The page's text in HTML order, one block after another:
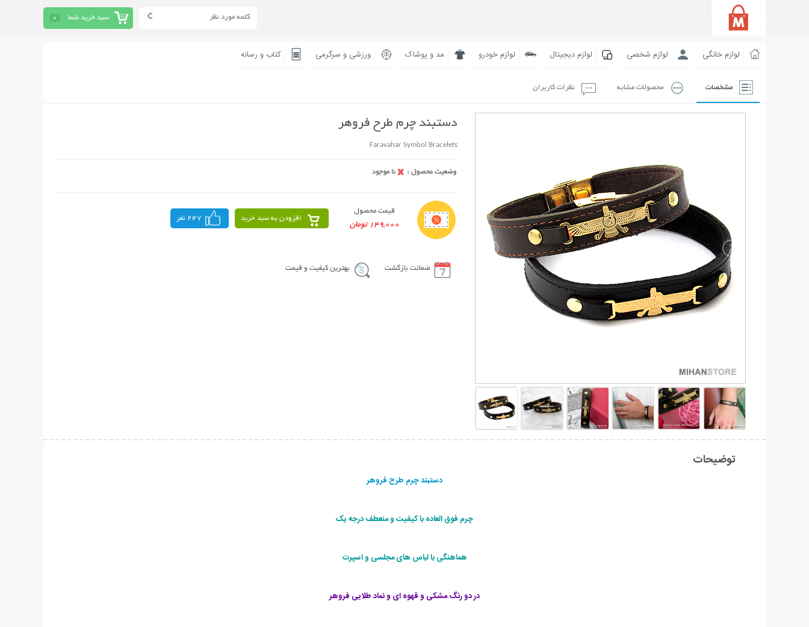
سبد خرید شما 0
لوازم خانگی لوازم شخصی لوازم دیجیتال لوازم خودرو مد و پوشاک ورزشی و سرگرمی کتاب و رسانه
مشخصات محصولات مشابه نظرات کاربران
دستبند چرم طرح فروهر
Faravahar Symbol Bracelets
قیمت محصول
149,000 تومان
افزودن به سبد خرید 247 نفر
ضمانت بازگشت بهترین کیفیت و قیمت
توضیحات
دستبند چرم طرح فروهر
چرم فوق العاده با کیفیت و منعطف درجه یک
هماهنگی با لباس های مجلسی و اسپرت
در دو رنگ مشکی و قهوه ای و نماد طلایی فروهر